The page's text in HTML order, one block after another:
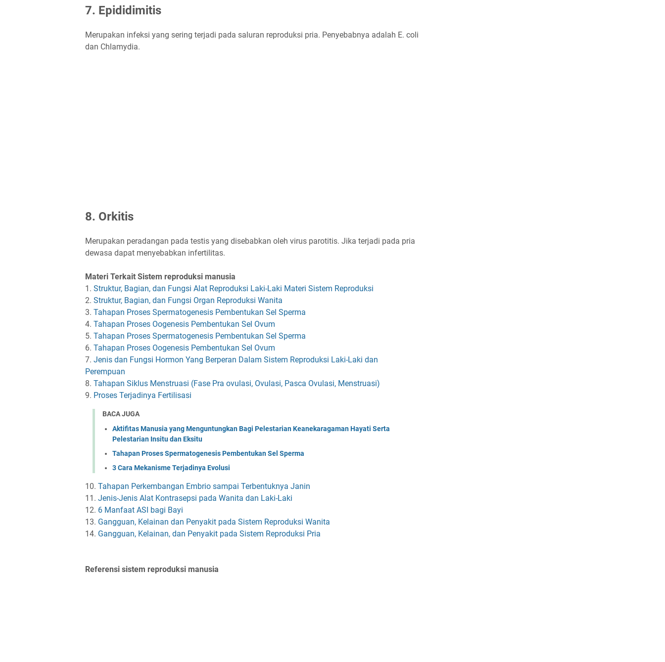
7. Epididimitis
Merupakan infeksi yang sering terjadi pada saluran reproduksi pria. Penyebabnya adalah E. coli
dan Chlamydia.
8. Orkitis
Merupakan peradangan pada testis yang disebabkan oleh virus parotitis. Jika terjadi pada pria
dewasa dapat menyebabkan infertilitas.
Materi Terkait Sistem reproduksi manusia
1. Struktur, Bagian, dan Fungsi Alat Reproduksi Laki-Laki Materi Sistem Reproduksi
2. Struktur, Bagian, dan Fungsi Organ Reproduksi Wanita
3. Tahapan Proses Spermatogenesis Pembentukan Sel Sperma
4. Tahapan Proses Oogenesis Pembentukan Sel Ovum
5. Tahapan Proses Spermatogenesis Pembentukan Sel Sperma
6. Tahapan Proses Oogenesis Pembentukan Sel Ovum
7. Jenis dan Fungsi Hormon Yang Berperan Dalam Sistem Reproduksi Laki-Laki dan
Perempuan
8. Tahapan Siklus Menstruasi (Fase Pra ovulasi, Ovulasi, Pasca Ovulasi, Menstruasi)
9. Proses Terjadinya Fertilisasi
BACA JUGA
Aktifitas Manusia yang Menguntungkan Bagi Pelestarian Keanekaragaman Hayati Serta
Pelestarian Insitu dan Eksitu
Tahapan Proses Spermatogenesis Pembentukan Sel Sperma
3 Cara Mekanisme Terjadinya Evolusi
10. Tahapan Perkembangan Embrio sampai Terbentuknya Janin
11. Jenis-Jenis Alat Kontrasepsi pada Wanita dan Laki-Laki
12. 6 Manfaat ASI bagi Bayi
13. Gangguan, Kelainan dan Penyakit pada Sistem Reproduksi Wanita
14. Gangguan, Kelainan, dan Penyakit pada Sistem Reproduksi Pria
Referensi sistem reproduksi manusia